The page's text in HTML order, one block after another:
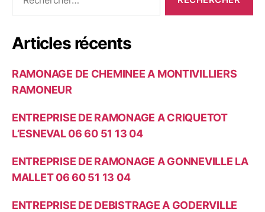
c
h
Articles récents
RAMONAGE DE CHEMINEE A MONTIVILLIERS
RAMONEUR
ENTREPRISE DE RAMONAGE A CRIQUETOT
L’ESNEVAL 06 60 51 13 04
ENTREPRISE DE RAMONAGE A GONNEVILLE LA
MALLET 06 60 51 13 04
ENTREPRISE DE DEBISTRAGE A GODERVILLE